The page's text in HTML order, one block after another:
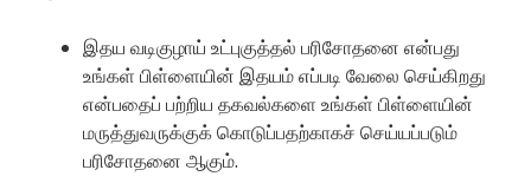
இதய வடிகுழாய் உட்புகுத்தல் பரிசோதனை என்பது
உங்கள் பிள்ளையின் இதயம் எப்படி வேலை செய்கிறது
என்பதைப் பற்றிய தகவல்களை உங்கள் பிள்ளையின்
மருத்துவருக்குக் கொடுப்பதற்காகச் செய்யப்படும்
பரிசோதனை ஆகும்.